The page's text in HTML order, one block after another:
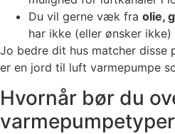
Du vil gerne væk fra olie,
har ikke (eller ønsker ikke)
Jo bedre dit hus matcher disse
er en jord til luft varmepumpe
Hvornår bør du